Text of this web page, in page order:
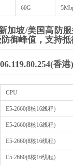
60G
加坡/美国高防
御峰值，支持抵
香
CPU
E5-2660(8核16线程)
E5-2660(8核16线程)
E5-2660(8核16线程)
E5-2660(8核16线程)